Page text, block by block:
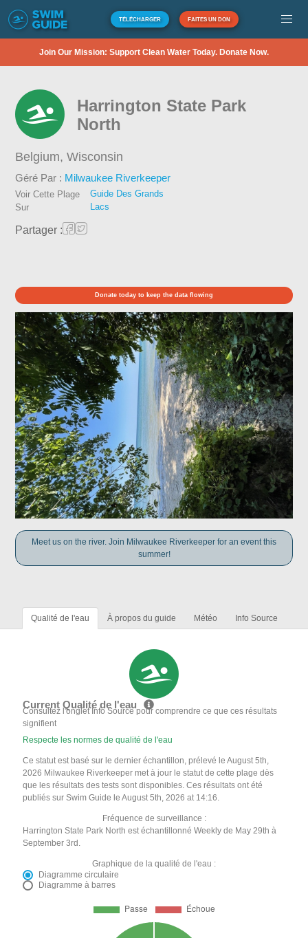
TÉLÉCHARGER FAITES UN DON
Join Our Mission: Support Clean Water Today. Donate Now.
Harrington State Park
North
Belgium,Wisconsin
Géré Par : Milwaukee Riverkeeper
Voir Cette Plage
Sur
Guide Des Grands
Lacs
Partager :
Donate today to keep the data flowing
Meet us on the river. Join Milwaukee Riverkeeper for an event this
summer!
Qualité de l'eau À propos du guide Météo Info Source
Current Qualité de l'eau
Consultez l'onglet Info Source pour comprendre ce que ces résultats
signifient
Respecte les normes de qualité de l'eau
Ce statut est basé sur le dernier échantillon, prélevé le August 5th,
2026 Milwaukee Riverkeeper met à jour le statut de cette plage dès
que les résultats des tests sont disponibles. Ces résultats ont été
publiés sur Swim Guide le August 5th, 2026 at 14:16.
Fréquence de surveillance :
Harrington State Park North est échantillonné Weekly de May 29th à
September 3rd.
Graphique de la qualité de l'eau :
Diagramme circulaire
Diagramme à barres